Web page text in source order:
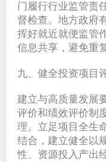
门履行行业监管责
督检查。地方政府
挥好就近就便监管
信息共享，避免重
九、健全投资项目
建立与高质量发展
评价和绩效评价制
理。立足项目全生
结合，建立健全以
性、资源投入产出